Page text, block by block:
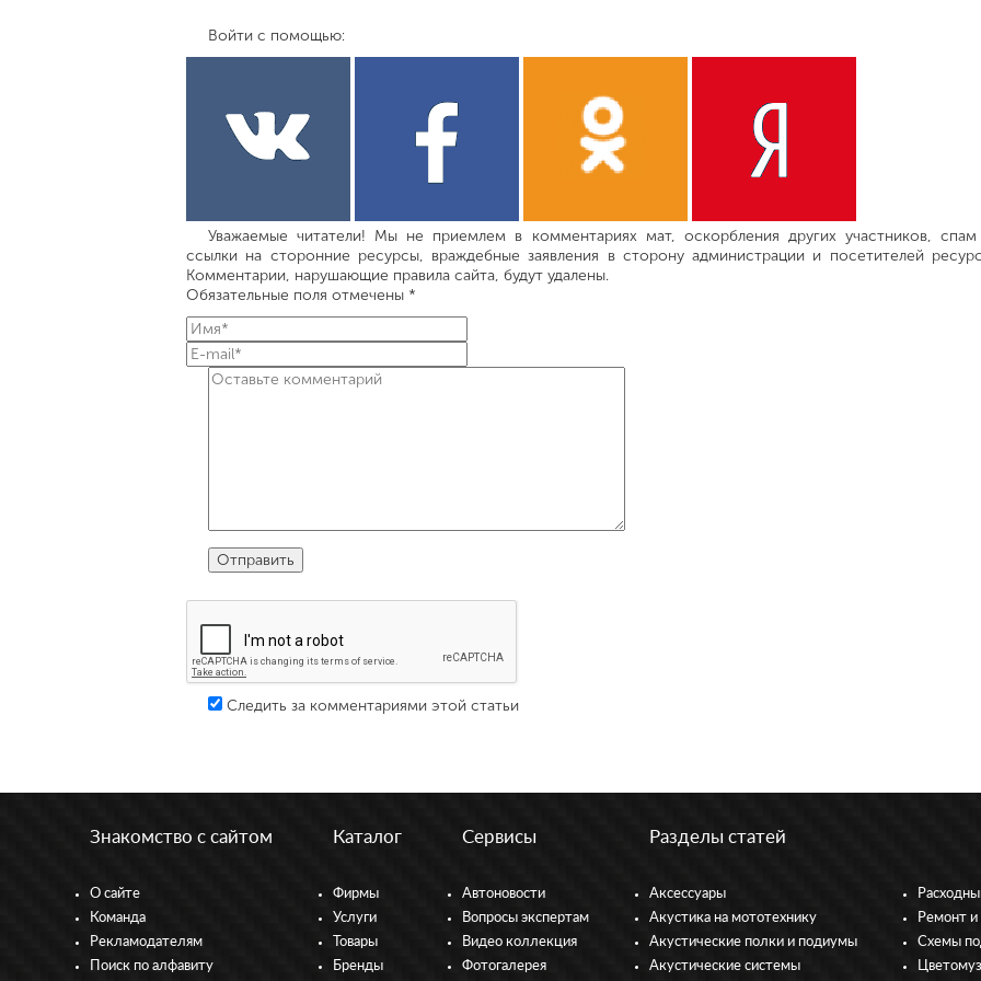
Войти с помощью:
Уважаемые читатели! Мы не приемлем в комментариях мат, оскорбления других участников,
ссылки на сторонние ресурсы, враждебные заявления в сторону администрации и посетителей
Комментарии, нарушающие правила сайта, будут удалены.
Обязательные поля отмечены *
Следить за комментариями этой статьи
Знакомство с сайтом
О сайте
Команда
Рекламодателям
Поиск по алфавиту
Каталог
Фирмы
Услуги
Товары
Бренды
Сервисы
Автоновости
Вопросы экспертам
Видео коллекция
Фотогалерея
Разделы статей
Аксессуары
Акустика на мототехнику
Акустические полки и подиумы
Акустические системы
Ремонт и
Схемы